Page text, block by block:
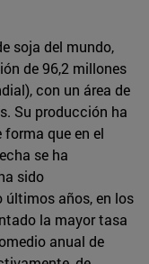
soja del mundo,
de 96,2 millones
con un área de
Su producción ha
que en el
se ha
sido
años, en los
la mayor tasa
anual de